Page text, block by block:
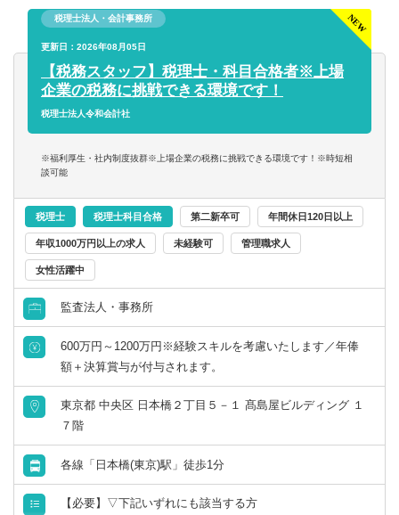
税理士法人・会計事務所
更新日：2026年08月05日
【税務スタッフ】税理士・科目合格者※上場
企業の税務に挑戦できる環境です！
税理士法人令和会計社
※福利厚生・社内制度抜群※上場企業の税務に挑戦できる環境です！※時短相
談可能
税理士 税理士科目合格 第二新卒可 年間休日120日以上
年収1000万円以上の求人 未経験可 管理職求人
女性活躍中
監査法人・事務所
600万円～1200万円※経験スキルを考慮いたします／年俸
額＋決算賞与が付与されます。
東京都 中央区 日本橋２丁目５－１ 髙島屋ビルディング １
７階
各線「日本橋(東京)駅」徒歩1分
【必要】▽下記いずれにも該当する方
フリーワード
企業名のみで検索
休日・働き方
リモートワーク／在宅勤務（制度あり）
年間休日120日以上
原則として転勤なし
フレックス出勤／時差出勤（制度あり）
募集・採用情報
新卒可